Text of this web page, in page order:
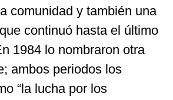
comunidad y también una
continuó hasta el último
1984 lo nombraron otra
ambos periodos los
“la lucha por los